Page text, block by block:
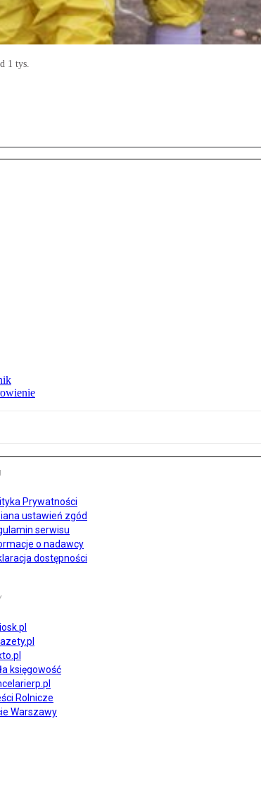
1 tys.
Prywatności
ustawień zgód
serwisu
o nadawcy
dostępności
księgowość
Rolnicze
Warszawy